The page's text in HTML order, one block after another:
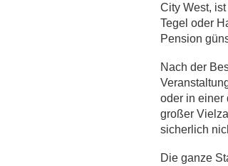
City West,
Tegel oder
Pension
Nach der
oder in einer
großer
sicherlich
Die ganze